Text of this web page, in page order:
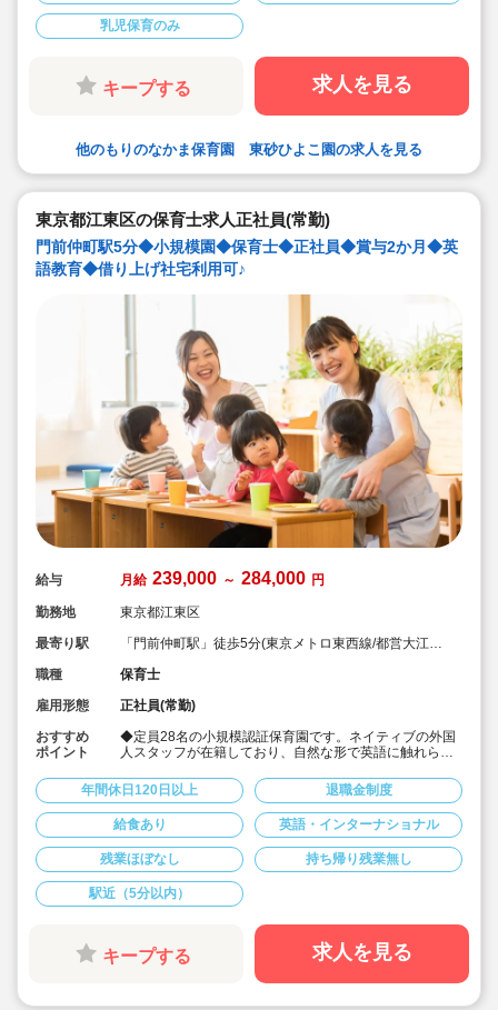
乳児保育のみ
キープする 求人を見る
他のもりのなかま保育園 東砂ひよこ園の求人を見る
東京都江東区の保育士求人正社員(常勤)
門前仲町駅5分◆小規模園◆保育士◆正社員◆賞与2か月◆英
語教育◆借り上げ社宅利用可♪
給与 月給 239,000 ～ 284,000 円
勤務地
東京都江東区
最寄り駅
「門前仲町駅」徒歩5分(東京メトロ東西線/都営大江戸
職種
保育士
雇用形態
正社員(常勤)
おすすめ
ポイント
◆定員28名の小規模認証保育園です。ネイティブの外国
人スタッフが在籍しており、自然な形で英語に触れられ
◆「英会話」「イマージョン教育」「IBプログラム」な
どに興味のある方におススメです！(英語は話せなくても
大丈夫！)
◆月給239,000円〜284,000円/賞与2か月☆
◆借上げ社宅利用可！ご家族との同居や同棲、ペットも
可と好条件♪
◆残業ほぼ無し！年間休日120日でワークライフバラン
ス良好です◎
◆育産休の取得・復帰実績あり！時短勤務や、お子様を
同園に預けての勤務も可能です(保育料0円)
◆研修制度もキャリア毎に充実。保育力とマネジメント
力を段階ごとに向上していけます。
◆ともに生きる、ともに育む『共育』という保育理念を
掲げ、英語教育やリトミックを始め多彩なカリュラムを
年間休日120日以上 退職金制度
給食あり 英語・インターナショナル
残業ほぼなし 持ち帰り残業無し
駅近（5分以内）
キープする 求人を見る